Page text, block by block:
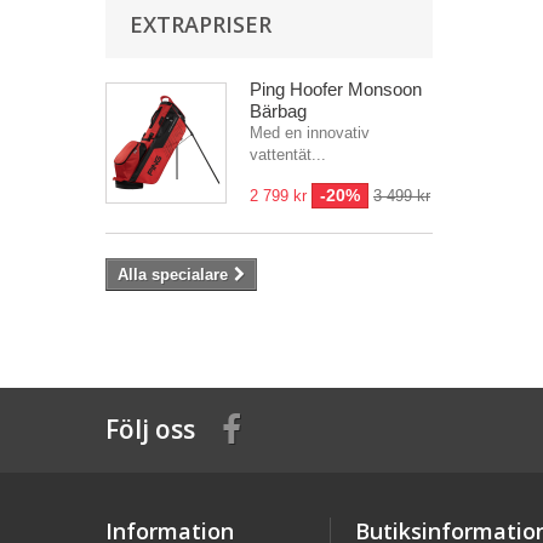
EXTRAPRISER
Ping Hoofer Monsoon
Bärbag
Med en innovativ
vattentät...
2 799 kr -20% 3 499 kr
Alla specialare
Följ oss
Information